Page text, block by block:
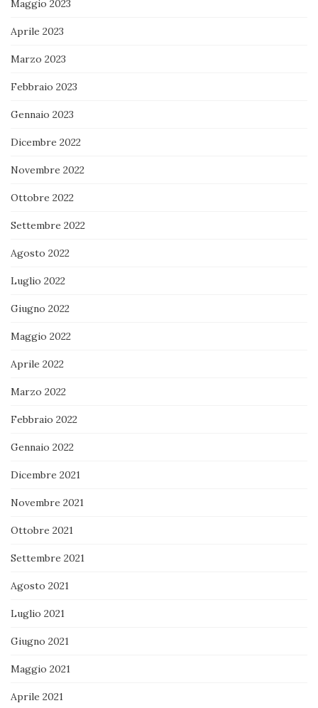
Maggio 2023
Aprile 2023
Marzo 2023
Febbraio 2023
Gennaio 2023
Dicembre 2022
Novembre 2022
Ottobre 2022
Settembre 2022
Agosto 2022
Luglio 2022
Giugno 2022
Maggio 2022
Aprile 2022
Marzo 2022
Febbraio 2022
Gennaio 2022
Dicembre 2021
Novembre 2021
Ottobre 2021
Settembre 2021
Agosto 2021
Luglio 2021
Giugno 2021
Maggio 2021
Aprile 2021